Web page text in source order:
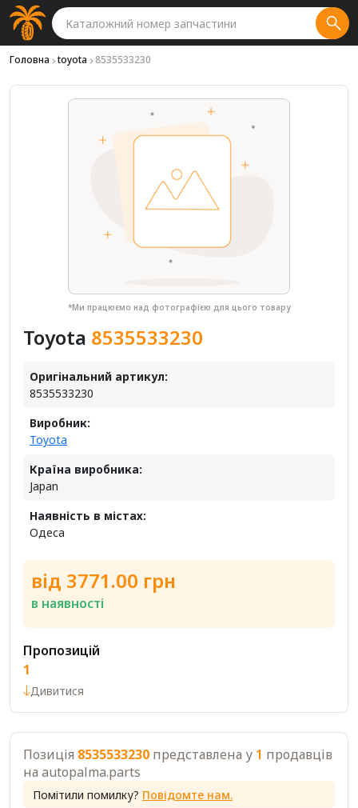
Головна toyota 8535533230
*Ми працюємо над фотографією для цього товару
Toyota 8535533230
Оригінальний артикул:
8535533230
Виробник:
Toyota
Країна виробника:
Japan
Наявність в містах:
Одеса
від 3771.00 грн
в наявності
Пропозицій
1
Дивитися
Позиція 8535533230 представлена у 1 продавців
на autopalma.parts
Помітили помилку? Повідомте нам.